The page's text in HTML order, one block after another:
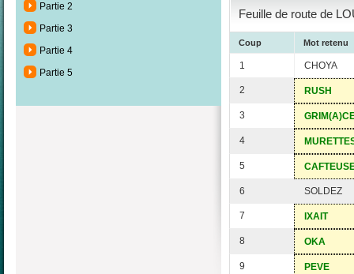
Partie 2
Partie 3
Partie 4
Partie 5
Feuille de route de
Coup Mot retenu
1 CHOYA
2 RUSH
3
4
5
6 SOLDEZ
7 IXAIT
8 OKA
9 PEVE